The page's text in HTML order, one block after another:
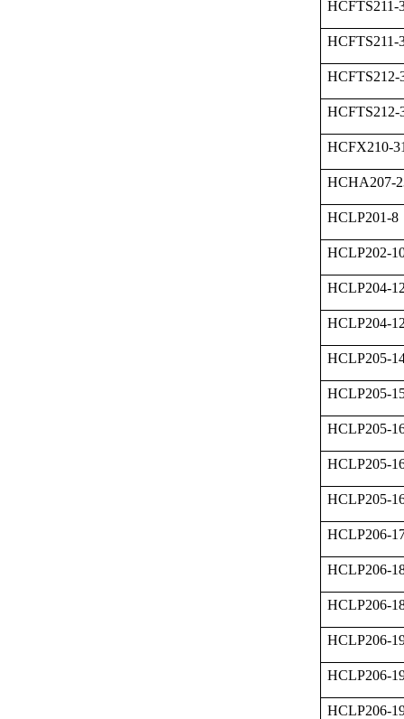
HCFTS211-
HCFTS211-
HCFTS212-
HCFTS212-
HCFX210-
HCHA207-
HCLP201-8
HCLP202-
HCLP204-
HCLP204-
HCLP205-
HCLP205-
HCLP205-
HCLP205-
HCLP205-
HCLP206-
HCLP206-
HCLP206-
HCLP206-
HCLP206-
HCLP206-